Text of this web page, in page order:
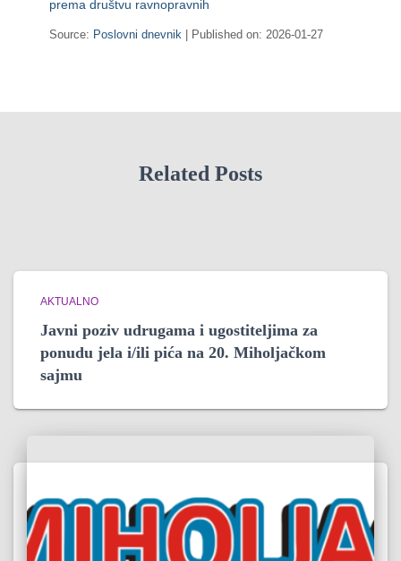
prema društvu ravnopravnih
Source: Poslovni dnevnik Published on: 2026-01-27
Related Posts
AKTUALNO
Javni poziv udrugama i ugostiteljima za
ponudu jela i/ili pića na 20. Miholjačkom
sajmu